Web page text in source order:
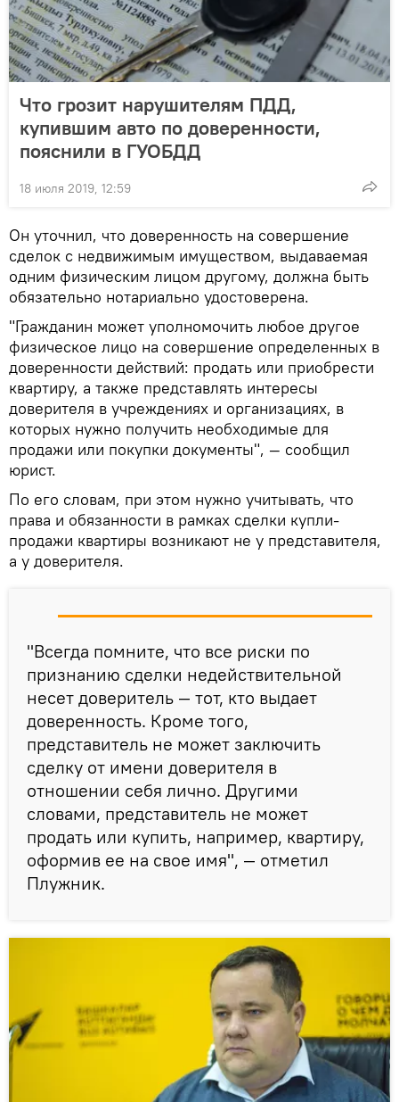
Что грозит нарушителям ПДД,
купившим авто по доверенности,
пояснили в ГУОБДД
18 июля 2019, 12:59
Он уточнил, что доверенность на совершение
сделок с недвижимым имуществом, выдаваемая
одним физическим лицом другому, должна быть
обязательно нотариально удостоверена.
"Гражданин может уполномочить любое другое
физическое лицо на совершение определенных в
доверенности действий: продать или приобрести
квартиру, а также представлять интересы
доверителя в учреждениях и организациях, в
которых нужно получить необходимые для
продажи или покупки документы", — сообщил
юрист.
По его словам, при этом нужно учитывать, что
права и обязанности в рамках сделки купли-
продажи квартиры возникают не у представителя,
а у доверителя.
"Всегда помните, что все риски по
признанию сделки недействительной
несет доверитель — тот, кто выдает
доверенность. Кроме того,
представитель не может заключить
сделку от имени доверителя в
отношении себя лично. Другими
словами, представитель не может
продать или купить, например, квартиру,
оформив ее на свое имя", — отметил
Плужник.